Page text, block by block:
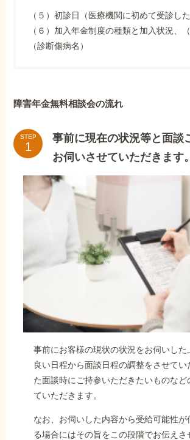
（５）初診日（医療機関に初めて受診した
（６）加入年金制度の種類と加入状況、
（診断傷病名）
障害年金無料相談会の流れ
STEP
事前に現在の状況等と面談
お伺いさせていただきます。
事前にお客様の現状の状況をお伺いした
良い日程から面談日程の調整をさせてい
た面談時にご持参いただきたいものなど
ていただきます。
なお、お伺いした内容から受給可能性が
る場合にはその旨をこの段階でお伝えさ